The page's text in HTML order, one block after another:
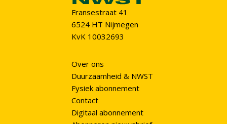
Fransestraat 41
6524 HT Nijmegen
KvK 10032693
Over ons
Duurzaamheid & NWST
Fysiek abonnement
Contact
Digitaal abonnement